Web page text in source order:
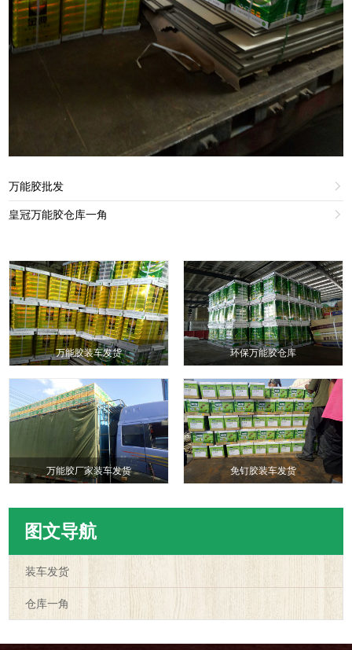
万能胶批发 
皇冠万能胶仓库一角 
万能胶装车发货 环保万能胶仓库
万能胶厂家装车发货 免钉胶装车发货
图文导航
装车发货
仓库一角